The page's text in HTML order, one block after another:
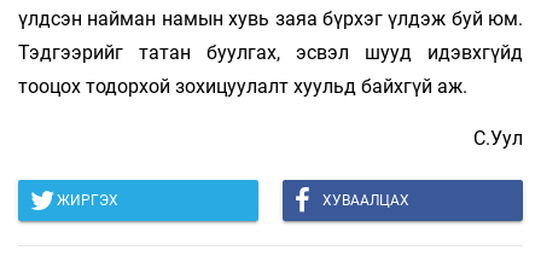
үлдсэн найман намын хувь заяа бүрхэг үлдэж буй юм.
Тэдгээрийг татан буулгах, эсвэл шууд идэвхгүйд
тооцох тодорхой зохицуулалт хуульд байхгүй аж.
С.Уул
ЖИРГЭХ ХУВААЛЦАХ